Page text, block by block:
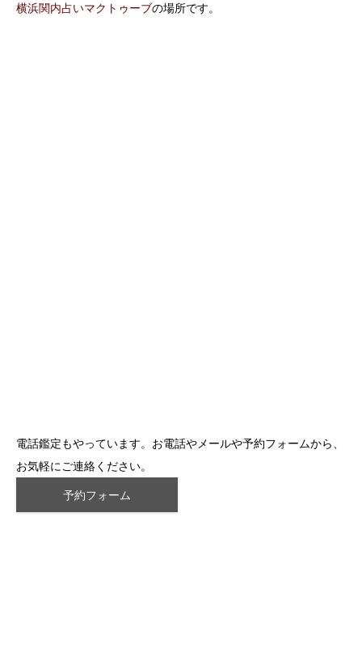
横浜関内占いマクトゥーブの場所です。
電話鑑定もやっています。お電話やメールや予約フォームから、
お気軽にご連絡ください。
予約フォーム